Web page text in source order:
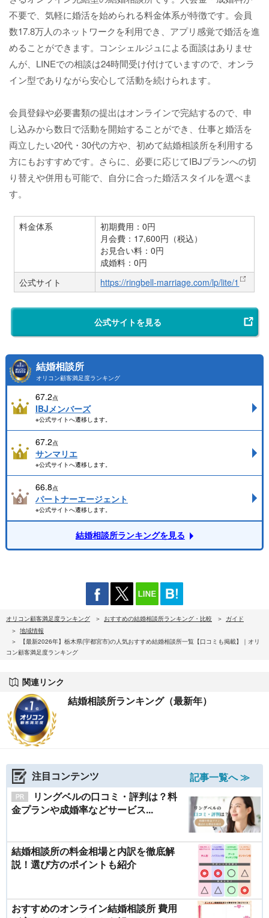
不要で、気軽に婚活を始められる料金体系が特徴です。会員
数17.8万人のネットワークを利用でき、アプリ感覚で婚活を進
めることができます。コンシェルジュによる面談はありませ
んが、LINEでの相談は24時間受け付けていますので、オンラ
イン型でありながら安心して活動を続けられます。
会員登録や必要書類の提出はオンラインで完結するので、申
し込みから数日で活動を開始することができ、仕事と婚活を
両立したい20代・30代の方や、初めて結婚相談所を利用する
方にもおすすめです。さらに、必要に応じてIBJプランへの切
り替えや併用も可能で、自分に合った婚活スタイルを選べま
す。
料金体系
初期費用：0円
月会費：17,600円（税込）
お見合い料：0円
成婚料：0円
公式サイト
https://ringbell-marriage.com/lp/lite/1
公式サイトを見る
結婚相談所
オリコン顧客満足度ランキング
67.2点
IBJメンバーズ
※公式サイトへ遷移します。
67.2点
サンマリエ
※公式サイトへ遷移します。
66.8点
パートナーエージェント
※公式サイトへ遷移します。
結婚相談所ランキングを見る
オリコン顧客満足度ランキング おすすめの結婚相談所ランキング・比較
ガイド
地域情報
【最新2026年】栃木県(宇都宮市)の人気おすすめ結婚相談所一覧【口コミも掲載】｜オリ
コン顧客満足度ランキング
関連リンク
結婚相談所ランキング（最新年）
注目コンテンツ
記事一覧へ ≫
リングベルの口コミ・評判は？料
金プランや成婚率などサービス...
結婚相談所の料金相場と内訳を徹底解
説！選び方のポイントも紹介
おすすめのオンライン結婚相談所 費用